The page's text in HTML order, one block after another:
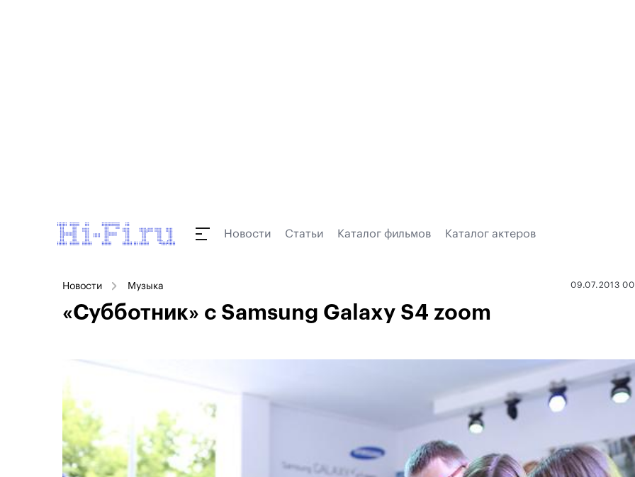
Новости Статьи Каталог фильмов Каталог актеров
Новости Музыка 09.07.2013
«Субботник» с Samsung Galaxy S4 zoom